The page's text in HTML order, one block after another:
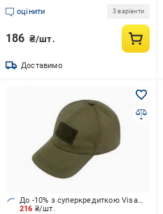
оцінити 3 варіанти
186 ₴/шт.
Доставимо
216 ₴/шт.
До -10% з суперкредиткою Visa Вигода